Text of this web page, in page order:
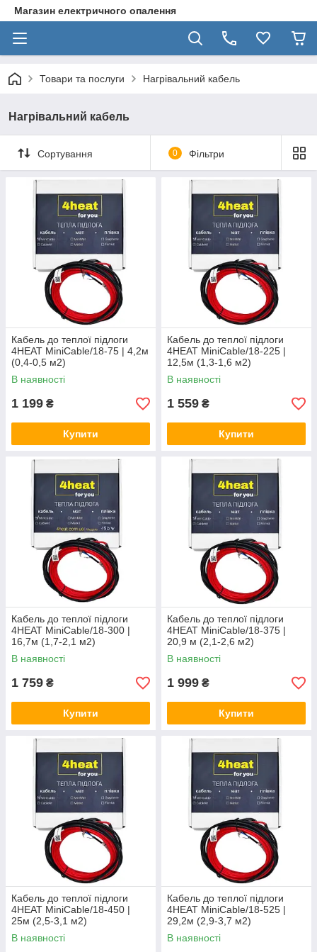
Магазин електричного опалення
Товари та послуги Нагрівальний кабель
Нагрівальний кабель
Сортування 0 Фільтри
Кабель до теплої підлоги
4HEAT MiniCable/18-75 | 4,2м
(0,4-0,5 м2)
В наявності
1 199 ₴
Купити
Кабель до теплої підлоги
4HEAT MiniCable/18-225 |
12,5м (1,3-1,6 м2)
В наявності
1 559 ₴
Купити
Кабель до теплої підлоги
4HEAT MiniCable/18-300 |
16,7м (1,7-2,1 м2)
В наявності
1 759 ₴
Купити
Кабель до теплої підлоги
4HEAT MiniCable/18-375 |
20,9 м (2,1-2,6 м2)
В наявності
1 999 ₴
Купити
Кабель до теплої підлоги
4HEAT MiniCable/18-450 |
25м (2,5-3,1 м2)
В наявності
Кабель до теплої підлоги
4HEAT MiniCable/18-525 |
29,2м (2,9-3,7 м2)
В наявності